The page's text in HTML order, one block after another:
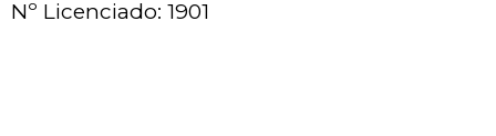
Nº Licenciado: 1901